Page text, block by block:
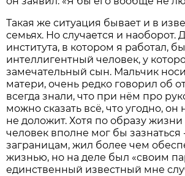
Такая же ситуация бывает и в
семьях. Но случается и наоборот.
института, в котором я работал,
интеллигентный человек, у
замечательный сын. Мальчик
матери, очень редко говорил об
всегда знали, что при нём про
можно сказать всё, что угодно, он
не доложит. Хотя по образу
человек вполне мог бы зазнаться
заграницам, жил более чем
жизнью, но на деле был «своим
единственный известный мне